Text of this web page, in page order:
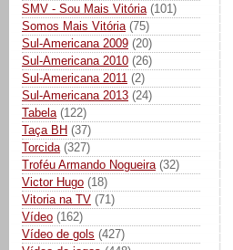
SMV - Sou Mais Vitória (101)
Somos Mais Vitória (75)
Sul-Americana 2009 (20)
Sul-Americana 2010 (26)
Sul-Americana 2011 (2)
Sul-Americana 2013 (24)
Tabela (122)
Taça BH (37)
Torcida (327)
Troféu Armando Nogueira (32)
Victor Hugo (18)
Vitoria na TV (71)
Vídeo (162)
Vídeo de gols (427)